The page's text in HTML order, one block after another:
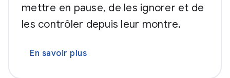
mettre en pause, de les ignorer et de
les contrôler depuis leur montre.
En savoir plus